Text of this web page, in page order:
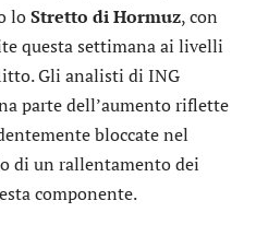
loStretto di Hormuz, con
questa settimana ai livelli
Gli analisti di ING
parte dell’aumento riflette
bloccate nel
di un rallentamento dei
componente.